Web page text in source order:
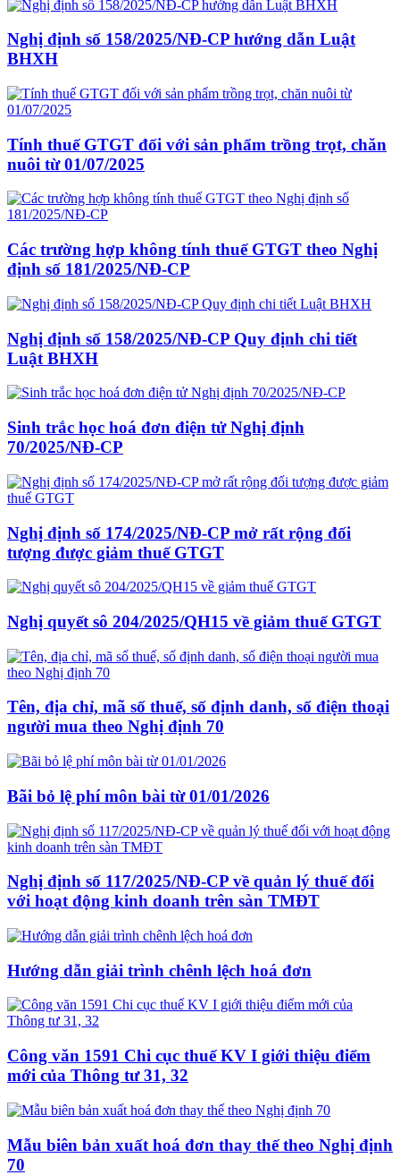
Nghị định số 158/2025/NĐ-CP hướng dẫn Luật
BHXH
Tính thuế GTGT đối với sản phẩm trồng trọt, chăn
nuôi từ 01/07/2025
Các trường hợp không tính thuế GTGT theo Nghị
định số 181/2025/NĐ-CP
Nghị định số 158/2025/NĐ-CP Quy định chi tiết
Luật BHXH
Sinh trắc học hoá đơn điện tử Nghị định
70/2025/NĐ-CP
Nghị định số 174/2025/NĐ-CP mở rất rộng đối
tượng được giảm thuế GTGT
Nghị quyết sô 204/2025/QH15 về giảm thuế GTGT
Tên, địa chỉ, mã số thuế, số định danh, số điện thoại
người mua theo Nghị định 70
Bãi bỏ lệ phí môn bài từ 01/01/2026
Nghị định số 117/2025/NĐ-CP về quản lý thuế đối
với hoạt động kinh doanh trên sàn TMĐT
Hướng dẫn giải trình chênh lệch hoá đơn
Công văn 1591 Chi cục thuế KV I giới thiệu điểm
mới của Thông tư 31, 32
Mẫu biên bản xuất hoá đơn thay thế theo Nghị định
70